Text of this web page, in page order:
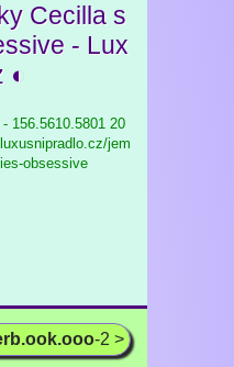
Cecilla s
- Lux
◐
156.5610.5801 20
jem
obsessive
-2 >